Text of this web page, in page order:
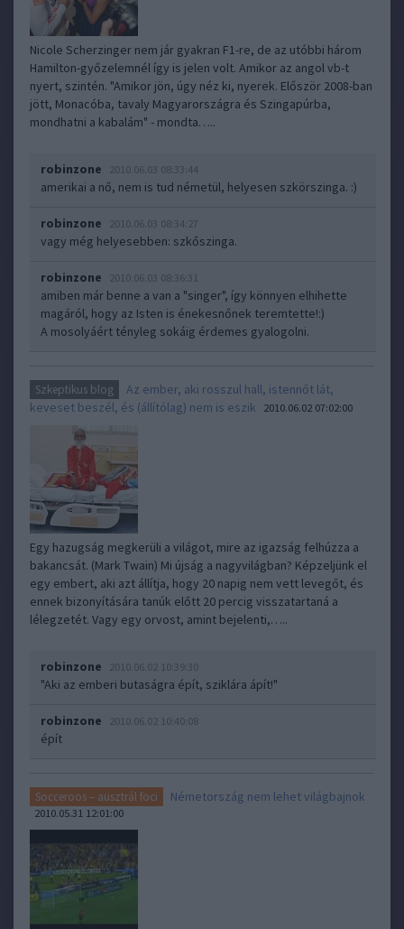
Nicole Scherzinger nem jár gyakran F1-re, de az utóbbi három
Hamilton-győzelemnél így is jelen volt. Amikor az angol vb-t
nyert, szintén. "Amikor jön, úgy néz ki, nyerek. Először 2008-ban
jött, Monacóba, tavaly Magyarországra és Szingapúrba,
mondhatni a kabalám" - mondta…..
robinzone 2010.06.03 08:33:44
amerikai a nő, nem is tud németül, helyesen szkörszinga. :)
robinzone 2010.06.03 08:34:27
vagy még helyesebben: szkőszinga.
robinzone 2010.06.03 08:36:31
amiben már benne a van a "singer", így könnyen elhihette
magáról, hogy az Isten is énekesnőnek teremtette!:)
A mosolyáért tényleg sokáig érdemes gyalogolni.
Szkeptikus blog
Az ember, aki rosszul hall, istennőt lát,
keveset beszél, és (állítólag) nem is eszik
2010.06.02 07:02:00
Egy hazugság megkerüli a világot, mire az igazság felhúzza a
bakancsát. (Mark Twain) Mi újság a nagyvilágban? Képzeljünk el
egy embert, aki azt állítja, hogy 20 napig nem vett levegőt, és
ennek bizonyítására tanúk előtt 20 percig visszatartaná a
lélegzetét. Vagy egy orvost, amint bejelenti,…..
robinzone 2010.06.02 10:39:30
"Aki az emberi butaságra épít, sziklára ápít!"
robinzone 2010.06.02 10:40:08
épít
Socceroos – ausztrál foci Németország nem lehet világbajnok
2010.05.31 12:01:00